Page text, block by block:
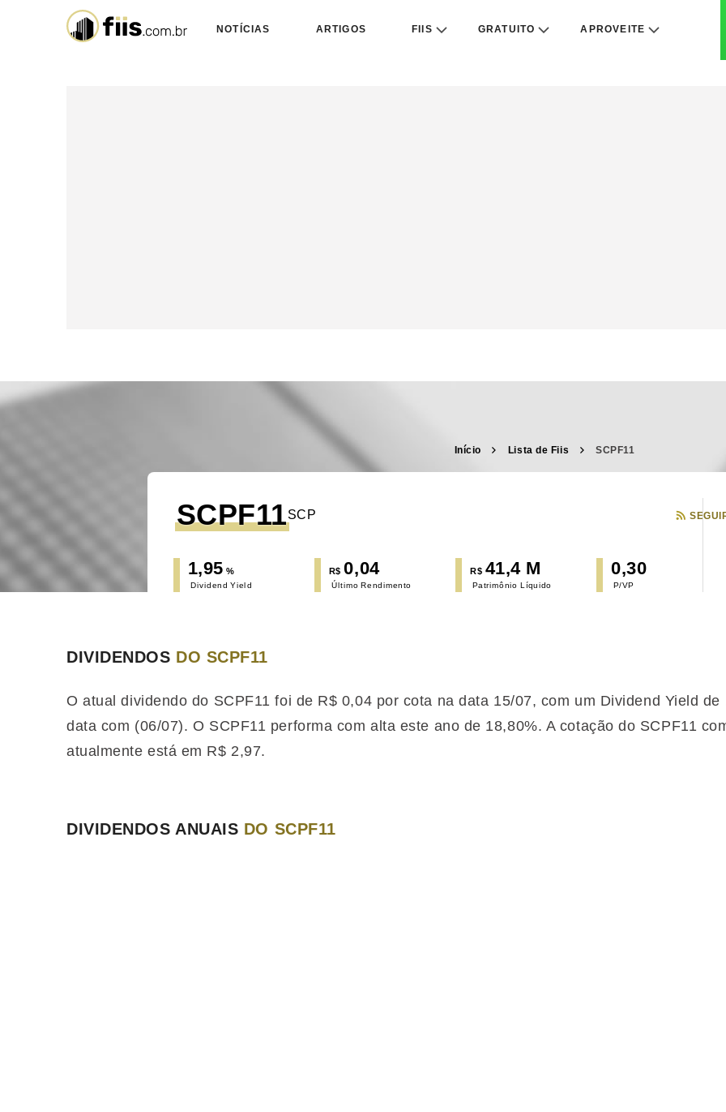
NOTÍCIAS ARTIGOS FIIS GRATUITO APROVEITE
Início Lista de Fiis SCPF11
SCPF11SCP
1,95 %
Dividend Yield
R$ 0,04
Último Rendimento
R$ 41,4 M
Patrimônio Líquido
0,30
P/VP
DIVIDENDOS DO SCPF11
O atual dividendo do SCPF11 foi de R$ 0,04 por cota na data 15/07, com um Dividend Yield
data com (06/07). O SCPF11 performa com alta este ano de 18,80%. A cotação do SCPF11
atualmente está em R$ 2,97.
DIVIDENDOS ANUAIS DO SCPF11